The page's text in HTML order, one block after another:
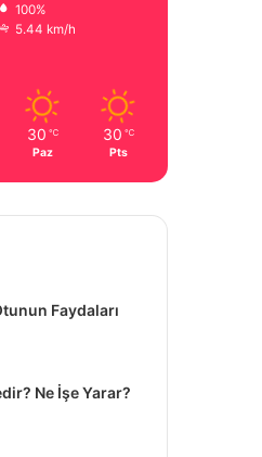
100%
5.44 km/h
30 ℃
Paz
30 ℃
Pts
Faydaları
Ne İşe Yarar?